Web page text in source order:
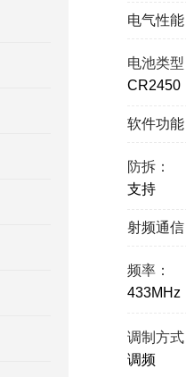
电气性能
电池类
CR2450
软件功能
防拆：
支持
射频通信
频率：
433MHz
调制方
调频